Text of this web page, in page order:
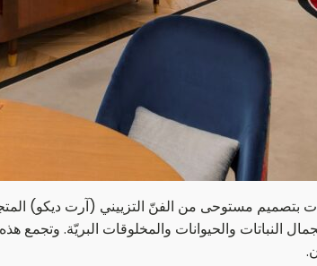
بتصميم مستوحى من الفنّ التزييني (آرت ديكو)
النباتات والحيوانات والمخلوقات البريّة. وتجمع